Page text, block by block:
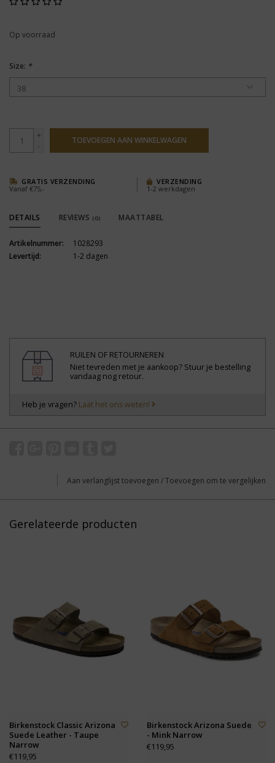
Op voorraad
Size: *
+
-
TOEVOEGEN AAN WINKELWAGEN
GRATIS VERZENDING
Vanaf €75,-
VERZENDING
1-2 werkdagen
DETAILS REVIEWS (0) MAATTABEL
Artikelnummer:
1028293
Levertijd:
1-2 dagen
RUILEN OF RETOURNEREN
Niet tevreden met je aankoop? Stuur je bestelling
vandaag nog retour.
Heb je vragen? Laat het ons weten!
Aan verlanglijst toevoegen /Toevoegen om te vergelijken
Gerelateerde producten
Birkenstock Classic Arizona
Suede Leather - Taupe
Narrow
€119,95
Birkenstock Arizona Suede
- Mink Narrow
€119,95